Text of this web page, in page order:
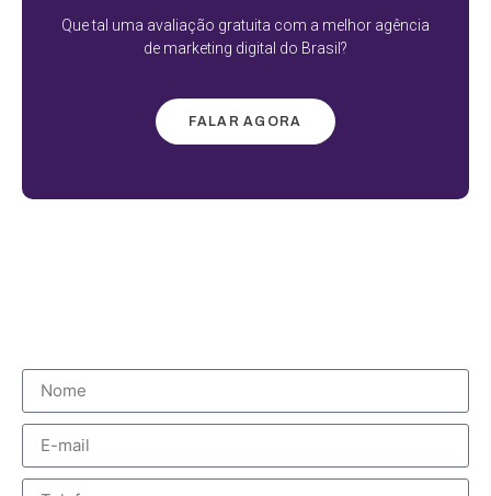
Que tal uma avaliação gratuita com a melhor agência
de marketing digital do Brasil?
FALAR AGORA